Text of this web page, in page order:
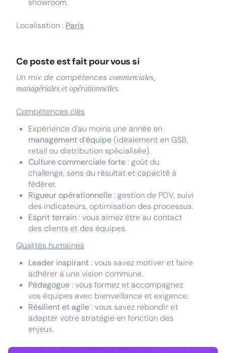
showroom.
Localisation : Paris
Ce poste est fait pour vous si
Un mix de compétences commerciales,
managériales et opérationnelles.
Compétences clés
Expérience d'au moins une année en
management d’équipe(idéalement en GSB,
retail ou distribution spécialisée).
Culture commerciale forte: goût du
challenge, sens du résultat et capacité à
fédérer.
Rigueur opérationnelle: gestion de PDV, suivi
des indicateurs, optimisation des processus.
Esprit terrain: vous aimez être au contact
des clients et des équipes.
Qualités humaines
Leader inspirant: vous savez motiver et faire
adhérer à une vision commune.
Pédagogue: vous formez et accompagnez
vos équipes avec bienveillance et exigence.
Résilient et agile: vous savez rebondir et
adapter votre stratégie en fonction des
enjeux.